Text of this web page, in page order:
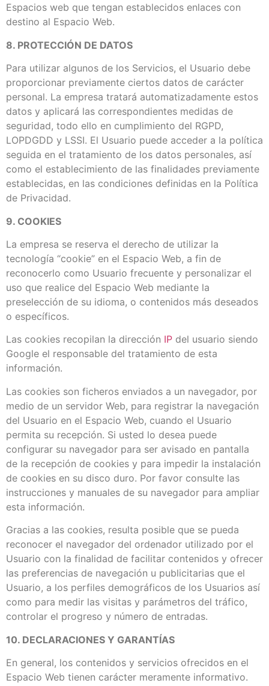
Espacios web que tengan establecidos enlaces con
destino al Espacio Web.
8. PROTECCIÓN DE DATOS
Para utilizar algunos de los Servicios, el Usuario debe
proporcionar previamente ciertos datos de carácter
personal. La empresa tratará automatizadamente estos
datos y aplicará las correspondientes medidas de
seguridad, todo ello en cumplimiento del RGPD,
LOPDGDD y LSSI. El Usuario puede acceder a la política
seguida en el tratamiento de los datos personales, así
como el establecimiento de las finalidades previamente
establecidas, en las condiciones definidas en la Política
de Privacidad.
9. COOKIES
La empresa se reserva el derecho de utilizar la
tecnología “cookie” en el Espacio Web, a fin de
reconocerlo como Usuario frecuente y personalizar el
uso que realice del Espacio Web mediante la
preselección de su idioma, o contenidos más deseados
o específicos.
Las cookies recopilan la dirección IP del usuario siendo
Google el responsable del tratamiento de esta
información.
Las cookies son ficheros enviados a un navegador, por
medio de un servidor Web, para registrar la navegación
del Usuario en el Espacio Web, cuando el Usuario
permita su recepción. Si usted lo desea puede
configurar su navegador para ser avisado en pantalla
de la recepción de cookies y para impedir la instalación
de cookies en su disco duro. Por favor consulte las
instrucciones y manuales de su navegador para ampliar
esta información.
Gracias a las cookies, resulta posible que se pueda
reconocer el navegador del ordenador utilizado por el
Usuario con la finalidad de facilitar contenidos y ofrecer
las preferencias de navegación u publicitarias que el
Usuario, a los perfiles demográficos de los Usuarios así
como para medir las visitas y parámetros del tráfico,
controlar el progreso y número de entradas.
10. DECLARACIONES Y GARANTÍAS
En general, los contenidos y servicios ofrecidos en el
Espacio Web tienen carácter meramente informativo.